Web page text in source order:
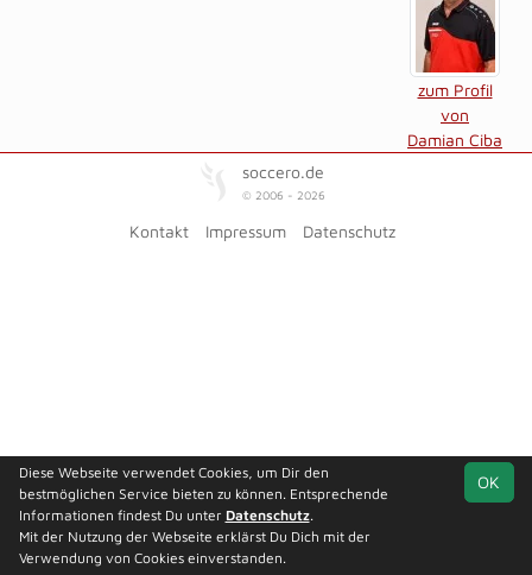
zum Profil
von
Damian Ciba
soccero.de
© 2006 - 2026
Kontakt Impressum Datenschutz
OK
Diese Webseite verwendet Cookies, um Dir den
bestmöglichen Service bieten zu können. Entsprechende
Informationen findest Du unter Datenschutz.
Mit der Nutzung der Webseite erklärst Du Dich mit der
Verwendung von Cookies einverstanden.